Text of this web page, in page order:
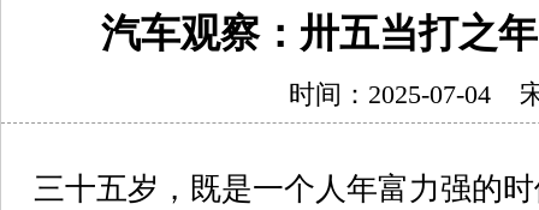
汽车观察：卅五当打之
时间：2025-07-04
三十五岁，既是一个人年富力强的